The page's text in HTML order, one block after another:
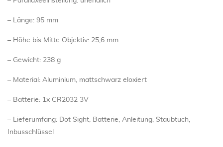
– Länge: 95 mm
– Höhe bis Mitte Objektiv: 25,6 mm
– Gewicht: 238 g
– Material: Aluminium, mattschwarz eloxiert
– Batterie: 1x CR2032 3V
– Lieferumfang: Dot Sight, Batterie, Anleitung, Staubtuch,
Inbusschlüssel